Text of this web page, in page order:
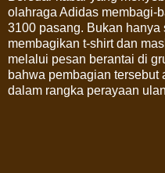
olahraga Adidas membagi-
3100 pasang. Bukan hanya
membagikan t-shirt dan
melalui pesan berantai di
bahwa pembagian
dalam rangka perayaan